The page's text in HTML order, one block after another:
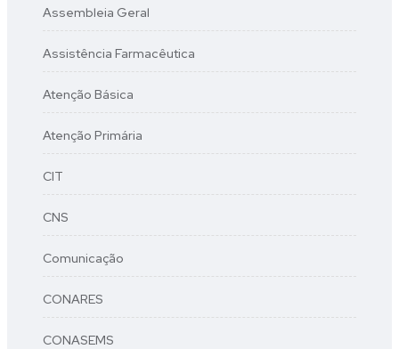
Assembleia Geral
Assistência Farmacêutica
Atenção Básica
Atenção Primária
CIT
CNS
Comunicação
CONARES
CONASEMS